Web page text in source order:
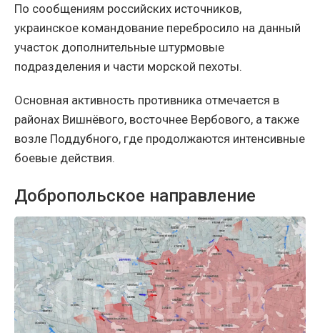
По сообщениям российских источников,
украинское командование перебросило на данный
участок дополнительные штурмовые
подразделения и части морской пехоты.
Основная активность противника отмечается в
районах Вишнёвого, восточнее Вербового, а также
возле Поддубного, где продолжаются интенсивные
боевые действия.
Добропольское направление